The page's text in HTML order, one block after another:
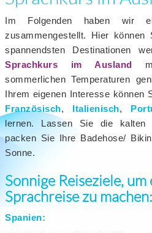
Im Folgenden haben wir
zusammengestellt. Hier
spannendsten Destinationen
Sprachkurs im Ausland
sommerlichen Temperaturen
Ihrem eigenen Interesse können
Französisch, Italienisch,
lernen. Lassen Sie die kalten
packen Sie Ihre Badehose/
Sonne.
Sonnige Reiseziele, um
Sprachreise zu machen:
Spanien: